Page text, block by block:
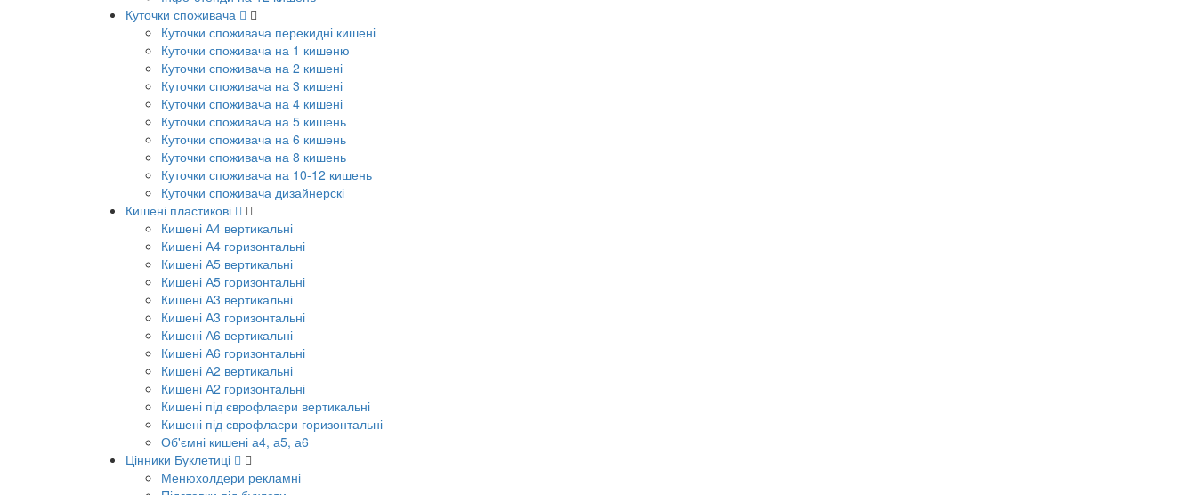
Куточки споживача
Куточки споживача перекидні кишені
Куточки споживача на 1 кишеню
Куточки споживача на 2 кишені
Куточки споживача на 3 кишені
Куточки споживача на 4 кишені
Куточки споживача на 5 кишень
Куточки споживача на 6 кишень
Куточки споживача на 8 кишень
Куточки споживача на 10-12 кишень
Куточки споживача дизайнерскі
Кишені пластикові
Кишені А4 вертикальні
Кишені А4 горизонтальні
Кишені А5 вертикальні
Кишені А5 горизонтальні
Кишені А3 вертикальні
Кишені А3 горизонтальні
Кишені А6 вертикальні
Кишені А6 горизонтальні
Кишені А2 вертикальні
Кишені А2 горизонтальні
Кишені під єврофлаєри вертикальні
Кишені під єврофлаєри горизонтальні
Об'ємні кишені а4, а5, а6
Цінники Буклетиці
Менюхолдери рекламні